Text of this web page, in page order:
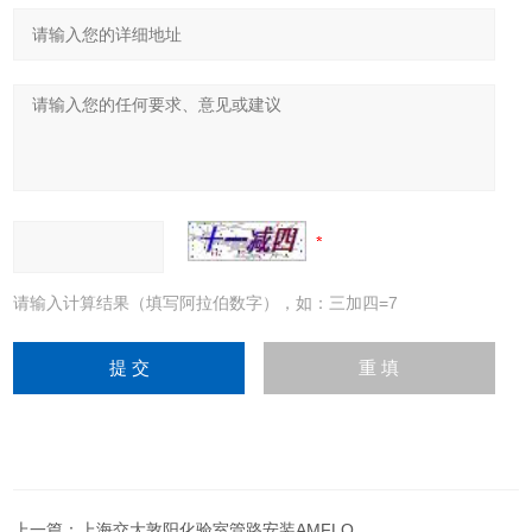
请输入计算结果（填写阿拉伯数字），如：三加四=7